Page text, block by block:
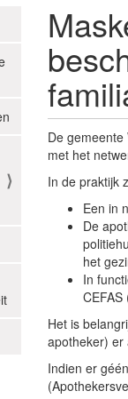
De
met het
In de praktijk
Een in
De
het
In
Het is
apotheker) er
Indien er